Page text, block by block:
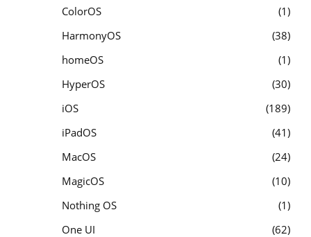
ColorOS
1
HarmonyOS
38
homeOS
1
HyperOS
30
iOS
189
iPadOS
41
MacOS
24
MagicOS
10
Nothing OS
1
One UI
62